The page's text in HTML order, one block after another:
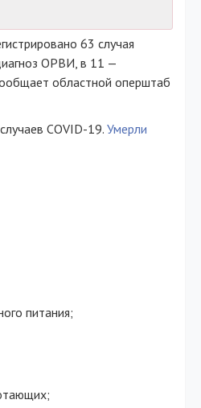
63 случая
ОРВИ, в 11 —
областной оперштаб
COVID-19. Умерли
питания;